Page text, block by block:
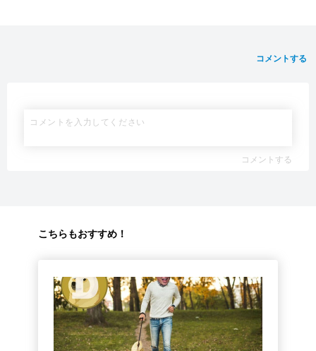
コメントする
コメントする
こちらもおすすめ！